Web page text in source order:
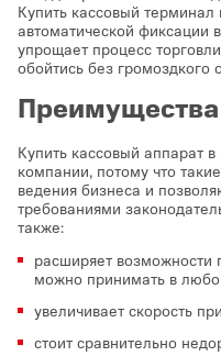
Купить кассовый
автоматической фиксации
упрощает процесс
обойтись без громоздкого
Купить кассовый аппарат
компании, потому что
ведения бизнеса и
требованиями
также:
расширяет возможности
можно принимать в
увеличивает скорость
стоит сравнительно